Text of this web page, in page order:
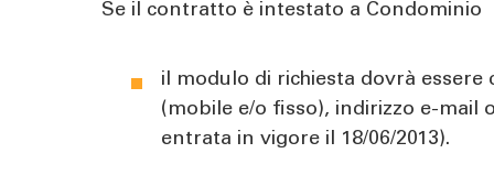
Se il contratto è intestato a Condominio
il modulo di richiesta dovrà
(mobile e/o fisso), indirizzo e-mail
entrata in vigore il 18/06/2013).